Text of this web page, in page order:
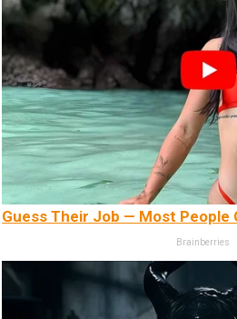
Guess Their Job — Most People
Brainberries